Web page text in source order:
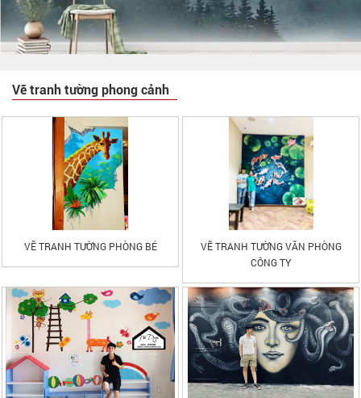
Vẽ tranh tường phong cảnh
VẼ TRANH TƯỜNG PHÒNG BÉ
VẼ TRANH TƯỜNG VĂN PHÒNG
CÔNG TY